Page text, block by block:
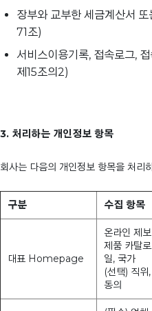
장부와 교부한 세금계산서
71조)
서비스이용기록, 접속로그,
제15조의2)
3. 처리하는 개인정보 항목
회사는 다음의 개인정보 항목을 처리
구분 수집 항목
대표 Homepage
온라인 제
제품 카탈
일, 국가
(선택) 직
동의